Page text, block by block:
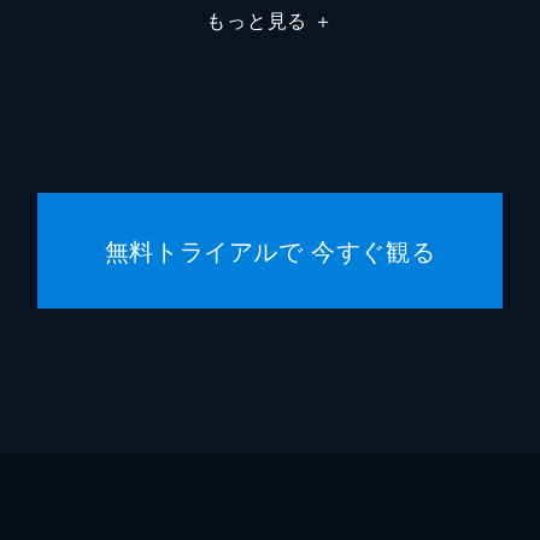
もっと見る ＋
無料トライアルで 今すぐ観る